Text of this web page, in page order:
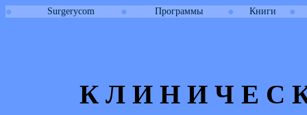
● Surgerycom ● Программы ● Книги ●
К Л И Н И Ч Е С